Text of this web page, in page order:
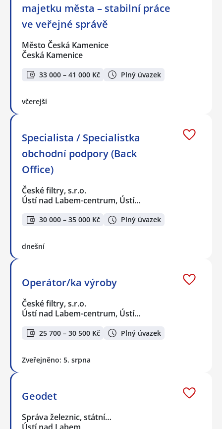
majetku města – stabilní práce
ve veřejné správě
Město Česká Kamenice
Česká Kamenice
33 000 – 41 000 Kč Plný úvazek
včerejší
Specialista / Specialistka
obchodní podpory (Back
Office)
České filtry, s.r.o.
Ústí nad Labem-centrum, Ústí…
30 000 – 35 000 Kč Plný úvazek
dnešní
Operátor/ka výroby
České filtry, s.r.o.
Ústí nad Labem-centrum, Ústí…
25 700 – 30 500 Kč Plný úvazek
Zveřejněno: 5. srpna
Geodet
Správa železnic, státní…